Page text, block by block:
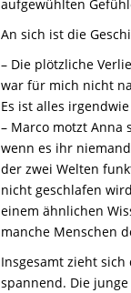
aufgewühlten
An sich ist die
– Die plötzliche
war für mich nicht
Es ist alles
– Marco motzt Anna
wenn es ihr
der zwei Welten
nicht geschlafen
einem ähnlichen
manche Menschen
Insgesamt zieht
spannend. Die